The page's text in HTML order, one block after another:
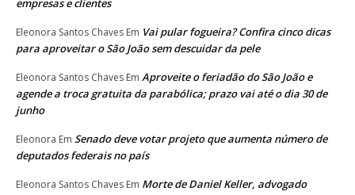
empresas e clientes
Eleonora Santos Chaves Em Vai pular fogueira? Confira cinco dicas
para aproveitar o São João sem descuidar da pele
Eleonora Santos Chaves Em Aproveite o feriadão do São João e
agende a troca gratuita da parabólica; prazo vai até o dia 30 de
junho
Eleonora Em Senado deve votar projeto que aumenta número de
deputados federais no país
Eleonora Santos Chaves Em Morte de Daniel Keller, advogado